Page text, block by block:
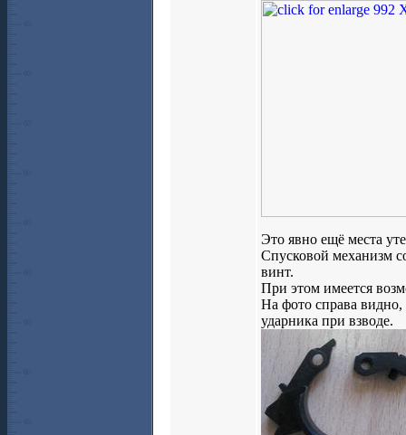
Это явно ещё места
Спусковой механизм
винт.
При этом имеется
На фото справа
ударника при взводе.